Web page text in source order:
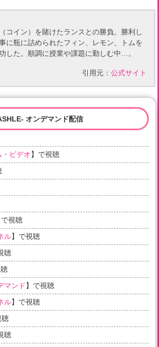
コイン）を賭けたランスとの勝負。勝利し
に瓶に詰められたフィン、レモン、トムを
した。順調に授業や課題に勤しむ中…。
引用元： 公式サイト
オンデマンド配信
ビデオ】で視聴
で視聴
ル】で視聴
聴
マンド 】で視聴
ル】で視聴
聴
聴